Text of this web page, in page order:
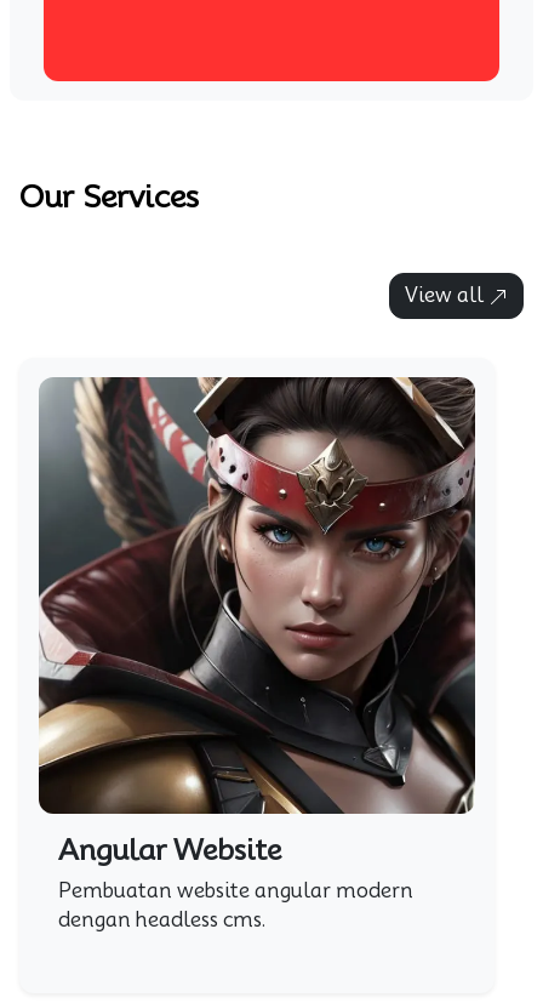
Our Services
View all
Angular Website
Pembuatan website angular modern
dengan headless cms.